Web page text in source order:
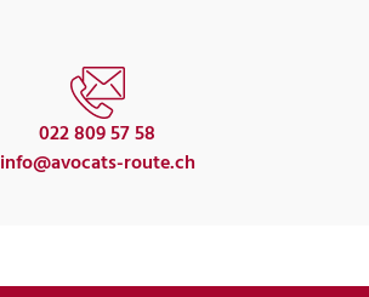
022 809 57 58
info@avocats-route.ch